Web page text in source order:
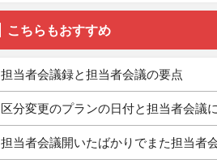
こちらもおすすめ
担当者会議録と担当者会議の要点
区分変更のプランの日付と担当者会議
担当者会議開いたばかりでまた担当者